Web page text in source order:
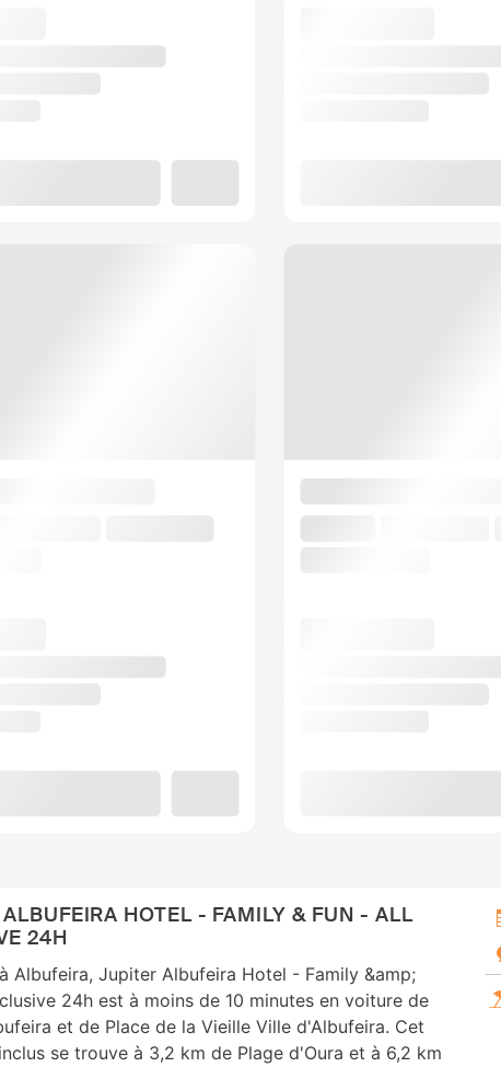
HOTEL - FAMILY & FUN - ALL
24H
Albufeira, Jupiter Albufeira Hotel - Family &amp;
24h est à moins de 10 minutes en voiture de
et de Place de la Vieille Ville d'Albufeira. Cet
se trouve à 3,2 km de Plage d'Oura et à 6,2 km